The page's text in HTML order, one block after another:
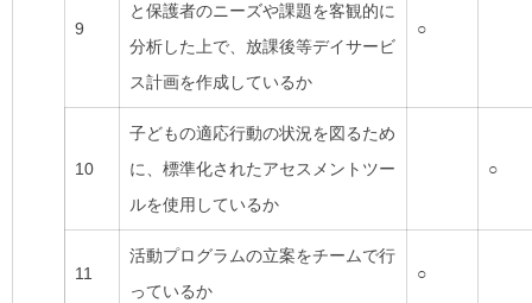
9
と保護者のニーズや課題を客観的に
分析した上で、放課後等デイサービ
ス計画を作成しているか
○
10
子どもの適応行動の状況を図るため
に、標準化されたアセスメントツー
ルを使用しているか
○
11
活動プログラムの立案をチームで行
っているか
○